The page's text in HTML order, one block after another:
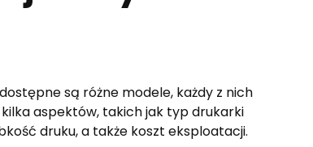
są różne modele, każdy z nich
aspektów, takich jak typ drukarki
druku, a także koszt eksploatacji.